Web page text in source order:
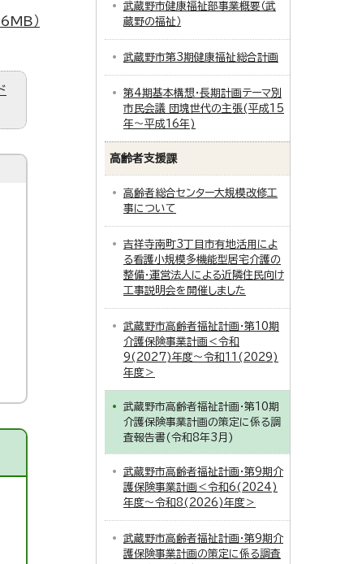
）
武蔵野市健康福祉部事業概要（武
蔵野の福祉）
武蔵野市第3期健康福祉総合計画
第4期基本構想・長期計画テーマ別
市民会議 団塊世代の主張(平成15
年～平成16年)
高齢者支援課
高齢者総合センター大規模改修工
事について
吉祥寺南町3丁目市有地活用によ
る看護小規模多機能型居宅介護の
整備・運営法人による近隣住民向け
工事説明会を開催しました
武蔵野市高齢者福祉計画・第10期
介護保険事業計画＜令和
9(2027)年度～令和11(2029)
年度＞
武蔵野市高齢者福祉計画・第10期
介護保険事業計画の策定に係る調
査報告書(令和8年3月)
武蔵野市高齢者福祉計画・第9期介
護保険事業計画＜令和6(2024)
年度～令和8(2026)年度＞
武蔵野市高齢者福祉計画・第9期介
護保険事業計画の策定に係る調査